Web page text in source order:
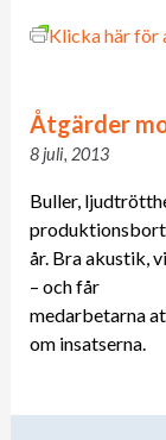
Klicka här för
Åtgärder
8 juli, 2013
Buller,
år. Bra akustik,
– och får
medarbetarna
om insatserna.